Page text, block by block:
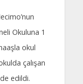
Okuluna 1
okul
çalışan
edildi.